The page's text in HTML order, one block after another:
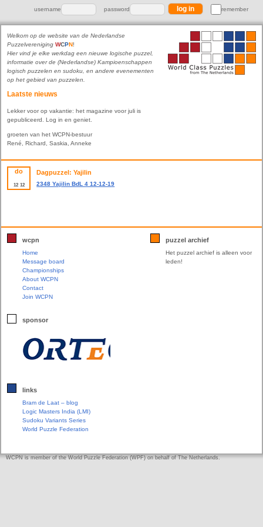
username password remember
Welkom op de website van de Nederlandse
Puzzelvereniging WCPN!
Hier vind je elke werkdag een nieuwe logische puzzel,
informatie over de (Nederlandse) Kampioenschappen
logisch puzzelen en sudoku, en andere evenementen
op het gebied van puzzelen.
Laatste nieuws
Lekker voor op vakantie: het magazine voor juli is
gepubliceerd. Log in en geniet.
groeten van het WCPN-bestuur
René, Richard, Saskia, Anneke
do
12 12
Dagpuzzel: Yajilin
2348 Yajilin BdL 4 12-12-19
wcpn
Home
Message board
Championships
About WCPN
Contact
Join WCPN
sponsor
links
Bram de Laat – blog
Logic Masters India (LMI)
Sudoku Variants Series
World Puzzle Federation
puzzel archief
Het puzzel archief is alleen voor
leden!
WCPN is member of the World Puzzle Federation (WPF) on behalf of The Netherlands.